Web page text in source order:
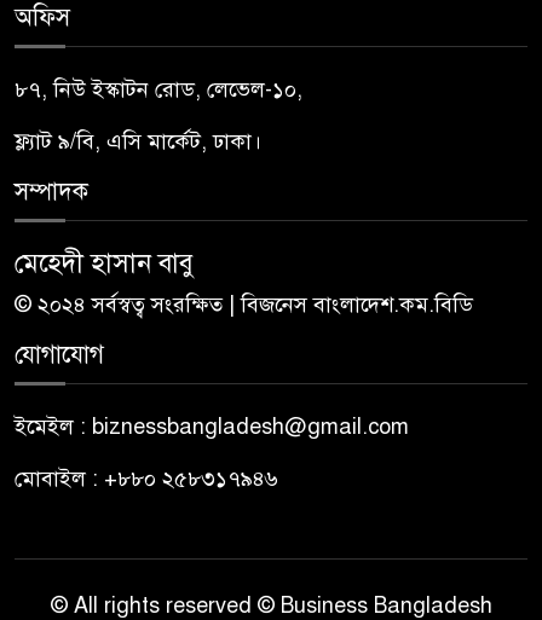
অফিস
৮৭, নিউ ইস্কাটন রোড, লেভেল-১০,
ফ্ল্যাট ৯/বি, এসি মার্কেট, ঢাকা।
সম্পাদক
মেহেদী হাসান বাবু
© ২০২৪ সর্বস্বত্ব সংরক্ষিত | বিজনেস বাংলাদেশ.কম.বিডি
যোগাযোগ
ইমেইল : biznessbangladesh@gmail.com
মোবাইল : +৮৮০ ২৫৮৩১৭৯৪৬
© All rights reserved © Business Bangladesh